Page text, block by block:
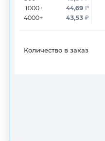
1000+
4000+
44,69₽
43,53₽
Количество в заказ